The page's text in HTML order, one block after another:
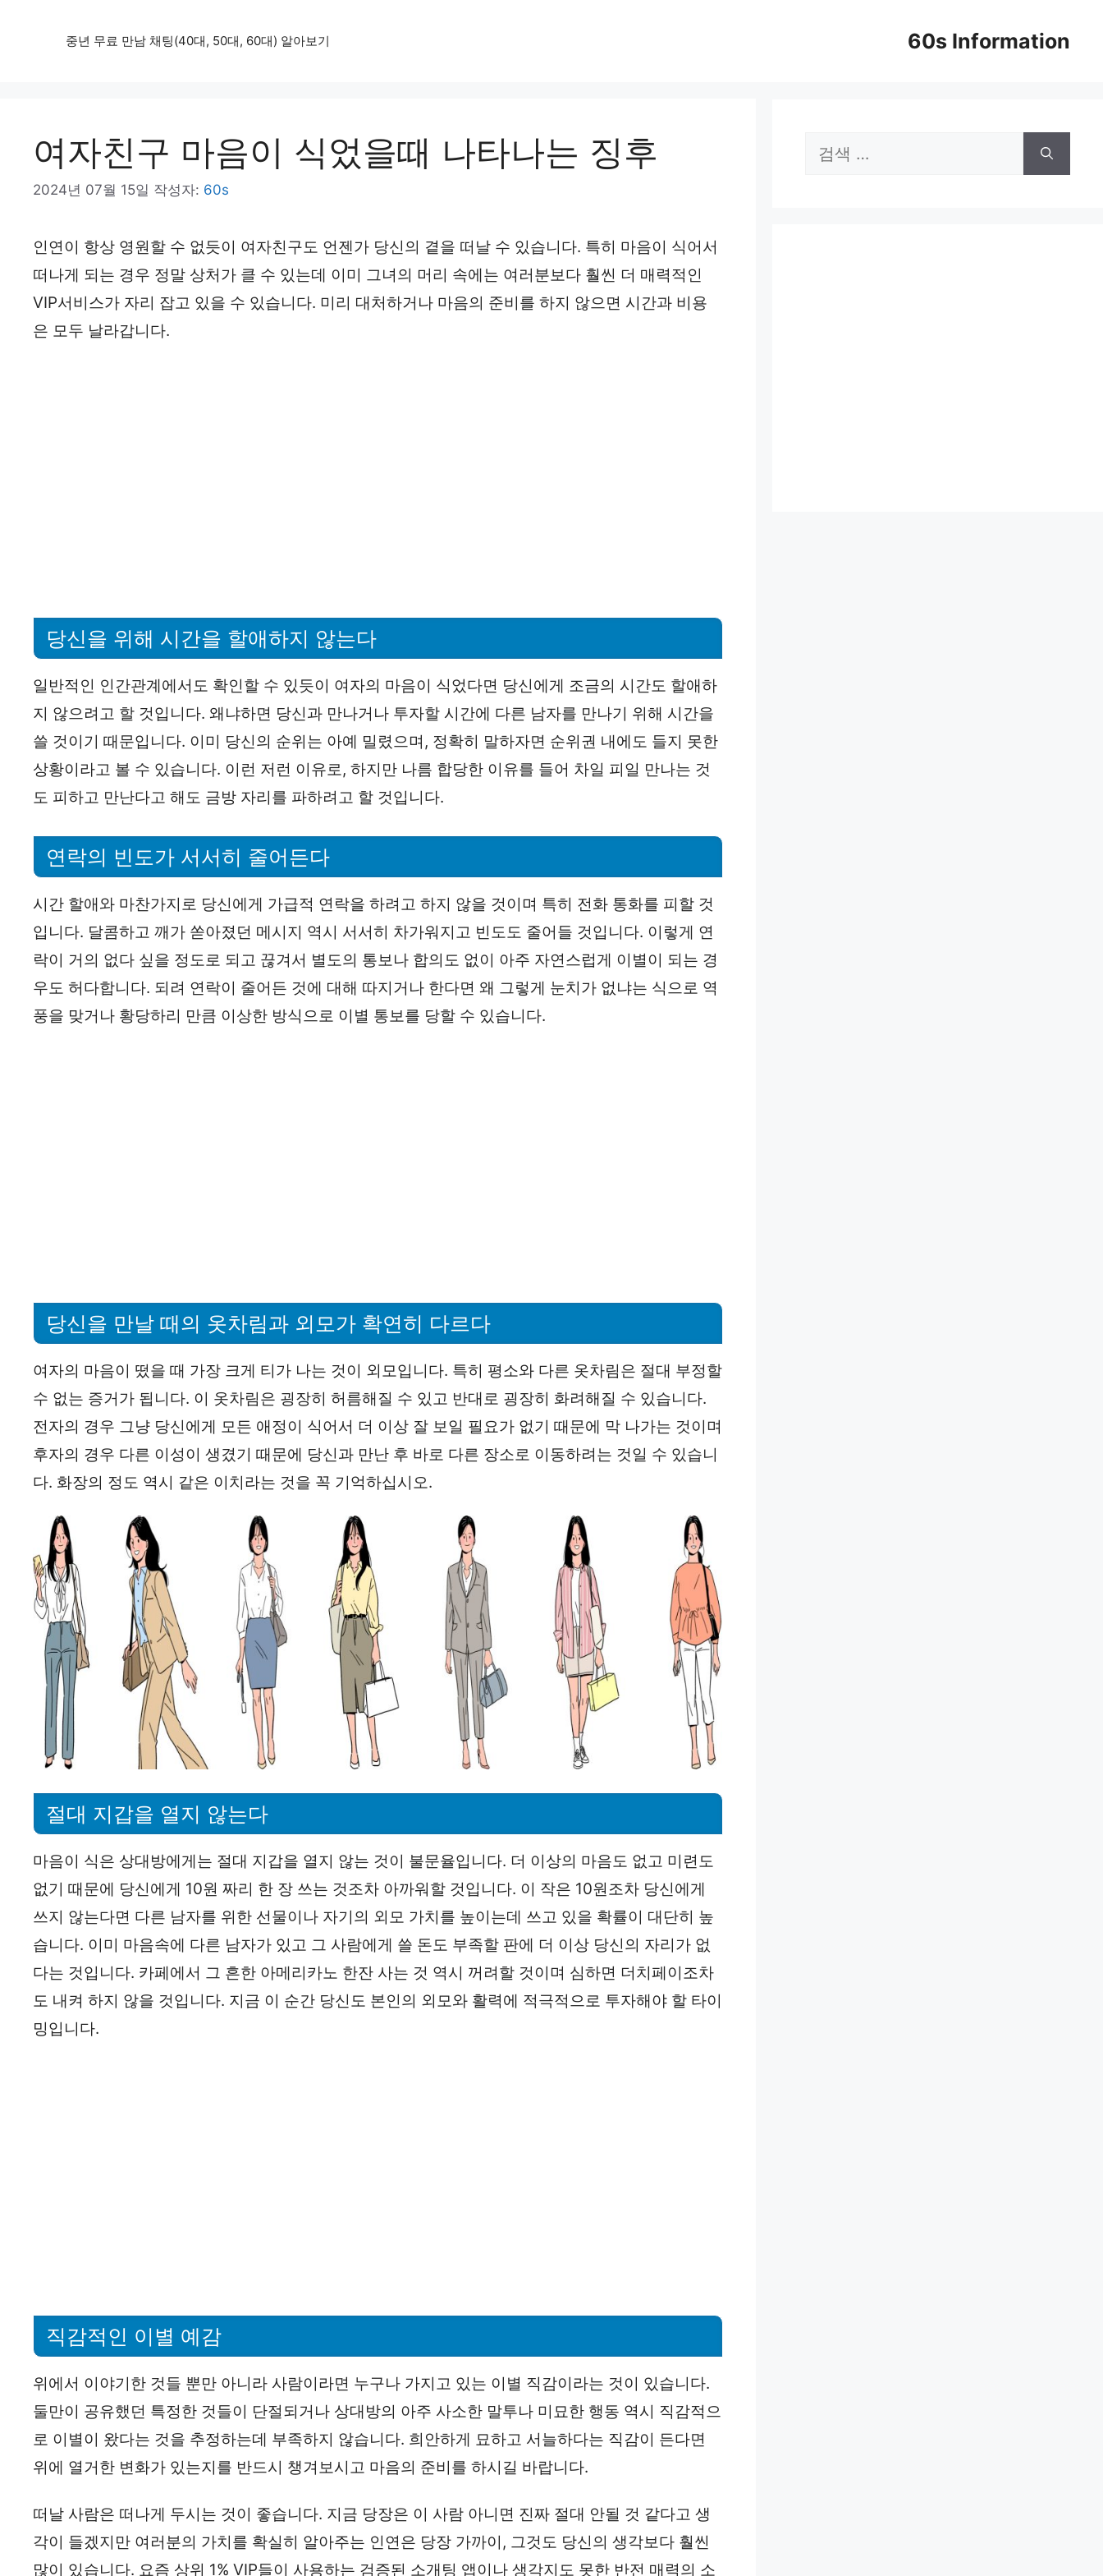
60s Information
중년 무료 만남 채팅(40대, 50대, 60대) 알아보기
여자친구 마음이 식었을때 나타나는 징후
2024년 07월 15일 작성자: 60s
인연이 항상 영원할 수 없듯이 여자친구도 언젠가 당신의 곁을 떠날 수 있습니다. 특히 마음이 식어서
떠나게 되는 경우 정말 상처가 클 수 있는데 이미 그녀의 머리 속에는 여러분보다 훨씬 더 매력적인
VIP서비스가 자리 잡고 있을 수 있습니다. 미리 대처하거나 마음의 준비를 하지 않으면 시간과 비용
은 모두 날라갑니다.
당신을 위해 시간을 할애하지 않는다
일반적인 인간관계에서도 확인할 수 있듯이 여자의 마음이 식었다면 당신에게 조금의 시간도 할애하
지 않으려고 할 것입니다. 왜냐하면 당신과 만나거나 투자할 시간에 다른 남자를 만나기 위해 시간을
쓸 것이기 때문입니다. 이미 당신의 순위는 아예 밀렸으며, 정확히 말하자면 순위권 내에도 들지 못한
상황이라고 볼 수 있습니다. 이런 저런 이유로, 하지만 나름 합당한 이유를 들어 차일 피일 만나는 것
도 피하고 만난다고 해도 금방 자리를 파하려고 할 것입니다.
연락의 빈도가 서서히 줄어든다
시간 할애와 마찬가지로 당신에게 가급적 연락을 하려고 하지 않을 것이며 특히 전화 통화를 피할 것
입니다. 달콤하고 깨가 쏟아졌던 메시지 역시 서서히 차가워지고 빈도도 줄어들 것입니다. 이렇게 연
락이 거의 없다 싶을 정도로 되고 끊겨서 별도의 통보나 합의도 없이 아주 자연스럽게 이별이 되는 경
우도 허다합니다. 되려 연락이 줄어든 것에 대해 따지거나 한다면 왜 그렇게 눈치가 없냐는 식으로 역
풍을 맞거나 황당하리 만큼 이상한 방식으로 이별 통보를 당할 수 있습니다.
당신을 만날 때의 옷차림과 외모가 확연히 다르다
여자의 마음이 떴을 때 가장 크게 티가 나는 것이 외모입니다. 특히 평소와 다른 옷차림은 절대 부정할
수 없는 증거가 됩니다. 이 옷차림은 굉장히 허름해질 수 있고 반대로 굉장히 화려해질 수 있습니다.
전자의 경우 그냥 당신에게 모든 애정이 식어서 더 이상 잘 보일 필요가 없기 때문에 막 나가는 것이며
후자의 경우 다른 이성이 생겼기 때문에 당신과 만난 후 바로 다른 장소로 이동하려는 것일 수 있습니
다. 화장의 정도 역시 같은 이치라는 것을 꼭 기억하십시오.
절대 지갑을 열지 않는다
마음이 식은 상대방에게는 절대 지갑을 열지 않는 것이 불문율입니다. 더 이상의 마음도 없고 미련도
없기 때문에 당신에게 10원 짜리 한 장 쓰는 것조차 아까워할 것입니다. 이 작은 10원조차 당신에게
쓰지 않는다면 다른 남자를 위한 선물이나 자기의 외모 가치를 높이는데 쓰고 있을 확률이 대단히 높
습니다. 이미 마음속에 다른 남자가 있고 그 사람에게 쓸 돈도 부족할 판에 더 이상 당신의 자리가 없
다는 것입니다. 카페에서 그 흔한 아메리카노 한잔 사는 것 역시 꺼려할 것이며 심하면 더치페이조차
도 내켜 하지 않을 것입니다. 지금 이 순간 당신도 본인의 외모와 활력에 적극적으로 투자해야 할 타이
밍입니다.
직감적인 이별 예감
위에서 이야기한 것들 뿐만 아니라 사람이라면 누구나 가지고 있는 이별 직감이라는 것이 있습니다.
둘만이 공유했던 특정한 것들이 단절되거나 상대방의 아주 사소한 말투나 미묘한 행동 역시 직감적으
로 이별이 왔다는 것을 추정하는데 부족하지 않습니다. 희안하게 묘하고 서늘하다는 직감이 든다면
위에 열거한 변화가 있는지를 반드시 챙겨보시고 마음의 준비를 하시길 바랍니다.
떠날 사람은 떠나게 두시는 것이 좋습니다. 지금 당장은 이 사람 아니면 진짜 절대 안될 것 같다고 생
각이 들겠지만 여러분의 가치를 확실히 알아주는 인연은 당장 가까이, 그것도 당신의 생각보다 훨씬
많이 있습니다. 요즘 상위 1% VIP들이 사용하는 검증된 소개팅 앱이나 생각지도 못한 반전 매력의 소
검